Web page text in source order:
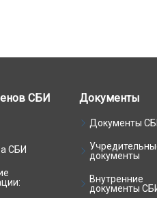
СБИ
СБИ
Документы
Документы
документы
Внутренние
документы